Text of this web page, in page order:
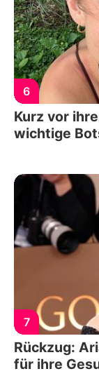
6
Kurz vor
wichtige
7
Rückzug:
für ihre